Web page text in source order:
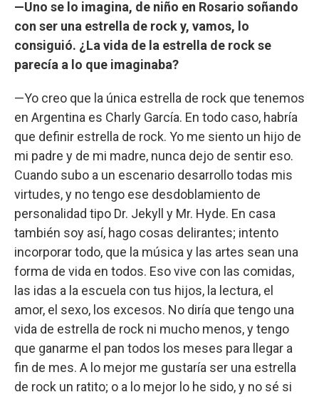
—Uno se lo imagina, de niño en Rosario soñando
con ser una estrella de rock y, vamos, lo
consiguió. ¿La vida de la estrella de rock se
parecía a lo que imaginaba?
—Yo creo que la única estrella de rock que tenemos
en Argentina es Charly García. En todo caso, habría
que definir estrella de rock. Yo me siento un hijo de
mi padre y de mi madre, nunca dejo de sentir eso.
Cuando subo a un escenario desarrollo todas mis
virtudes, y no tengo ese desdoblamiento de
personalidad tipo Dr. Jekyll y Mr. Hyde. En casa
también soy así, hago cosas delirantes; intento
incorporar todo, que la música y las artes sean una
forma de vida en todos. Eso vive con las comidas,
las idas a la escuela con tus hijos, la lectura, el
amor, el sexo, los excesos. No diría que tengo una
vida de estrella de rock ni mucho menos, y tengo
que ganarme el pan todos los meses para llegar a
fin de mes. A lo mejor me gustaría ser una estrella
de rock un ratito; o a lo mejor lo he sido, y no sé si